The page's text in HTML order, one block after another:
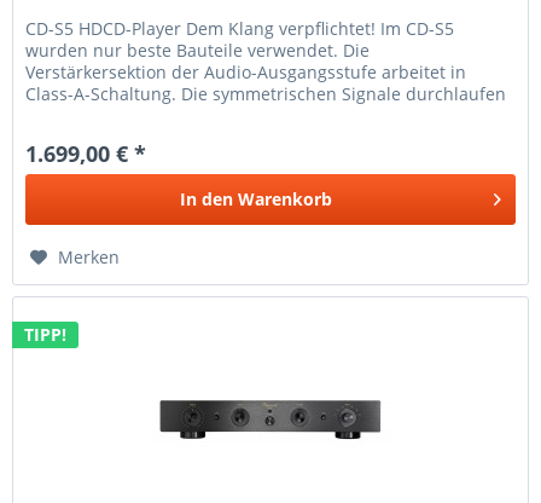
CD-S5 HDCD-Player Dem Klang verpflichtet! Im CD-S5
wurden nur beste Bauteile verwendet. Die
Verstärkersektion der Audio-Ausgangsstufe arbeitet in
Class-A-Schaltung. Die symmetrischen Signale durchlaufen
1.699,00 € *
In den Warenkorb
Merken
TIPP!